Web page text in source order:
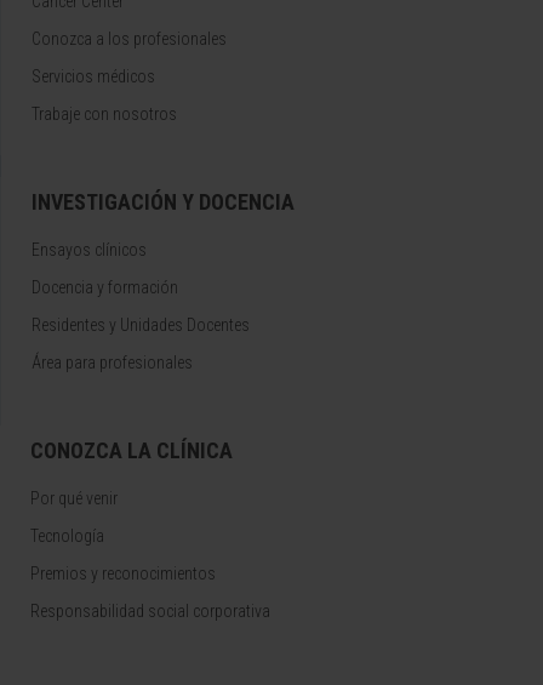
Conozca a los profesionales
Servicios médicos
Trabaje con nosotros
INVESTIGACIÓN Y DOCENCIA
Ensayos clínicos
Docencia y formación
Residentes y Unidades Docentes
Área para profesionales
CONOZCA LA CLÍNICA
Por qué venir
Tecnología
Premios y reconocimientos
Responsabilidad social corporativa